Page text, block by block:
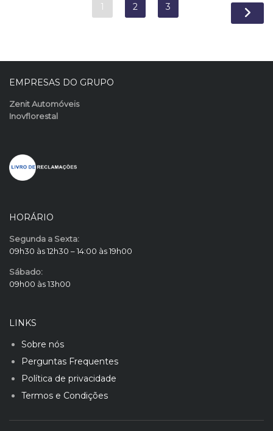
1 2 3
EMPRESAS DO GRUPO
Zenit Automóveis
Inovflorestal
HORÁRIO
Segunda a Sexta:
09h30 às 12h30 – 14:00 às 19h00
Sábado:
09h00 às 13h00
LINKS
Sobre nós
Perguntas Frequentes
Política de privacidade
Termos e Condições